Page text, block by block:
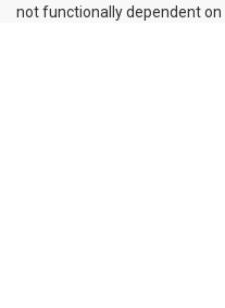
not functionally dependent on